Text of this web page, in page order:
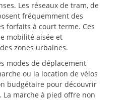
Les réseaux de tram, de
fréquemment des
forfaits à court terme. Ces
mobilité aisée et
zones urbaines.
modes de déplacement
ou la location de vélos
budgétaire pour découvrir
marche à pied offre non